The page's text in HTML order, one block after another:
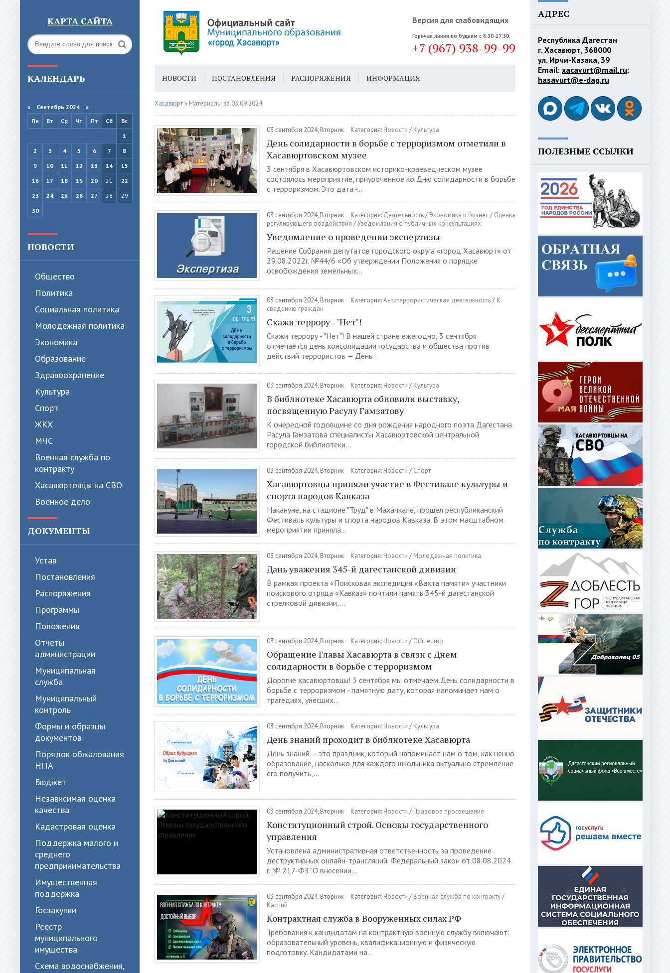
КАРТА САЙТА Версия для слабовидящих
Горячая линия по будням с 8:30-17:30:
+7 (967) 938-99-99
КАЛЕНДАРЬ
« Сентябрь 2024 »
Пн
Вт Ср Чт Пт Сб
Вс
1
2
3 4 5 6 7
8
9
10 11 12 13 14
15
16
17 18 19 20 21
22
23
24 25 26 27 28
29
30
НОВОСТИ
Общество
Политика
Cоциальная политика
Молодежная политика
Экономика
Образование
Здравоохранение
Культура
Спорт
ЖКХ
МЧС
Военная служба по
контракту
Хасавюртовцы на СВО
Военное дело
ДОКУМЕНТЫ
Устав
Постановления
Распоряжения
Программы
Положения
Отчеты
администрации
Муниципальная
служба
Муниципальный
контроль
Формы и образцы
документов
Порядок обжалования
НПА
Бюджет
Независимая оценка
качества
Кадастровая оценка
Поддержка малого и
среднего
предпринимательства
Имущественная
поддержка
Госзакупки
Реестр
муниципального
имущества
Схема водоснабжения,
НОВОСТИ ПОСТАНОВЛЕНИЯ РАСПОРЯЖЕНИЯ ИНФОРМАЦИЯ
ГОРОДСКАЯ СРЕДА ГЕН. ПЛАН
Хасавюрт » Материалы за 03.09.2024
03 сентября 2024, Вторник Категория: Новости / Культура
День солидарности в борьбе с терроризмом отметили в
Хасавюртовском музее
3 сентября в Хасавюртовском историко-краеведческом музее
состоялось мероприятие, приуроченное ко Дню солидарности в борьбе
с терроризмом. Это дата -...
03 сентября 2024, Вторник Категория: Деятельность/ Экономика и бизнес/ Оценка
регулирующего воздействия /Уведомления о публичных консультациях
Уведомление о проведении экспертизы
Решение Собрания депутатов городского округа «город Хасавюрт» от
29.08.2022г. №44/6 «Об утверждении Положения о порядке
освобождения земельных...
03 сентября 2024, Вторник Категория:Антитеррористическая деятельность/ К
сведению граждан
Скажи террору - "Нет"!
Скажи террору - "Нет"! В нашей стране ежегодно, 3 сентября
отмечается день консолидации государства и общества против
действий террористов — День...
03 сентября 2024, Вторник Категория: Новости / Культура
В библиотеке Хасавюрта обновили выставку,
посвященную Расулу Гамзатову
К очередной годовщине со дня рождения народного поэта Дагестана
Расула Гамзатова специалисты Хасавюртовской центральной
городской библиотеки...
03 сентября 2024, Вторник Категория: Новости / Спорт
Хасавюртовцы приняли участие в Фестивале культуры и
спорта народов Кавказа
Накануне, на стадионе "Труд" в Махачкале, прошел республиканский
Фестиваль культуры и спорта народов Кавказа. В этом масштабном
мероприятии приняла...
03 сентября 2024, Вторник Категория: Новости / Молодежная политика
Дань уважения 345-й дагестанской дивизии
В рамках проекта «Поисковая экспедиция «Вахта памяти» участники
поискового отряда «Кавказ» почтили память 345-й дагестанской
стрелковой дивизии,...
03 сентября 2024, Вторник Категория: Новости / Общество
Обращение Главы Хасавюрта в связи с Днем
солидарности в борьбе с терроризмом
Дорогие хасавюртовцы! 3 сентября мы отмечаем День солидарности в
борьбе с терроризмом - памятную дату, которая напоминает нам о
трагедиях, унесших...
03 сентября 2024, Вторник Категория: Новости / Культура
День знаний проходит в библиотеке Хасавюрта
День знаний – это праздник, который напоминает нам о том, как ценно
образование, насколько для каждого школьника актуально стремление
его получить,...
03 сентября 2024, Вторник Категория: Новости / Правовое просвещение
Конституционный строй. Основы государственного
управления
Установлена административная ответственность за проведение
деструктивных онлайн-трансляций. Федеральный закон от 08.08.2024
г. № 217-ФЗ "О внесении...
03 сентября 2024, Вторник Категория: Новости / Военная служба по контракту/
Каспий
Контрактная служба в Вооруженных силах РФ
Требования к кандидатам на контрактную военную службу включают:
образовательный уровень, квалификационную и физическую
подготовку. Кандидатами на...
АДРЕС
Республика Дагестан
г. Хасавюрт, 368000
ул. Ирчи-Казака, 39
Email: xacavurt@mail.ru;
hasavurt@e-dag.ru
ПОЛЕЗНЫЕ ССЫЛКИ